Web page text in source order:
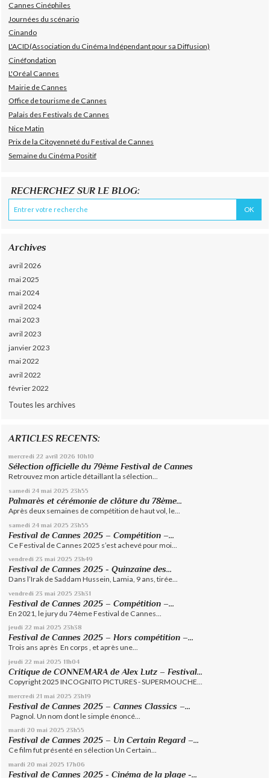
Cannes Cinéphiles
Journées du scénario
Cinando
L'ACID(Association du Cinéma Indépendant pour sa Diffusion)
Cinéfondation
L'Oréal Cannes
Mairie de Cannes
Office de tourisme de Cannes
Palais des Festivals de Cannes
Nice Matin
Prix de la Citoyenneté du Festival de Cannes
Semaine du Cinéma Positif
RECHERCHEZ SUR LE BLOG:
Archives
avril 2026
mai 2025
mai 2024
avril 2024
mai 2023
avril 2023
janvier 2023
mai 2022
avril 2022
février 2022
Toutes les archives
ARTICLES RECENTS:
mercredi 22 avril 2026 10h10
Sélection officielle du 79ème Festival de Cannes
Retrouvez mon article détaillant la sélection...
samedi 24 mai 2025 23h55
Palmarès et cérémonie de clôture du 78ème...
Après deux semaines de compétition de haut vol, le...
samedi 24 mai 2025 23h55
Festival de Cannes 2025 – Compétition –...
Ce Festival de Cannes 2025 s’est achevé pour moi...
vendredi 23 mai 2025 23h49
Festival de Cannes 2025 - Quinzaine des...
Dans l’Irak de Saddam Hussein, Lamia, 9 ans, tirée...
vendredi 23 mai 2025 23h31
Festival de Cannes 2025 – Compétition –...
En 2021, le jury du 74ème Festival de Cannes...
jeudi 22 mai 2025 23h38
Festival de Cannes 2025 – Hors compétition –...
Trois ans après En corps , et après une...
jeudi 22 mai 2025 11h04
Critique de CONNEMARA de Alex Lutz – Festival...
Copyright 2025 INCOGNITO PICTURES - SUPERMOUCHE...
mercredi 21 mai 2025 23h19
Festival de Cannes 2025 – Cannes Classics –...
Pagnol. Un nom dont le simple énoncé...
mardi 20 mai 2025 23h55
Festival de Cannes 2025 – Un Certain Regard –...
Ce film fut présenté en sélection Un Certain...
mardi 20 mai 2025 17h06
Festival de Cannes 2025 - Cinéma de la plage -...